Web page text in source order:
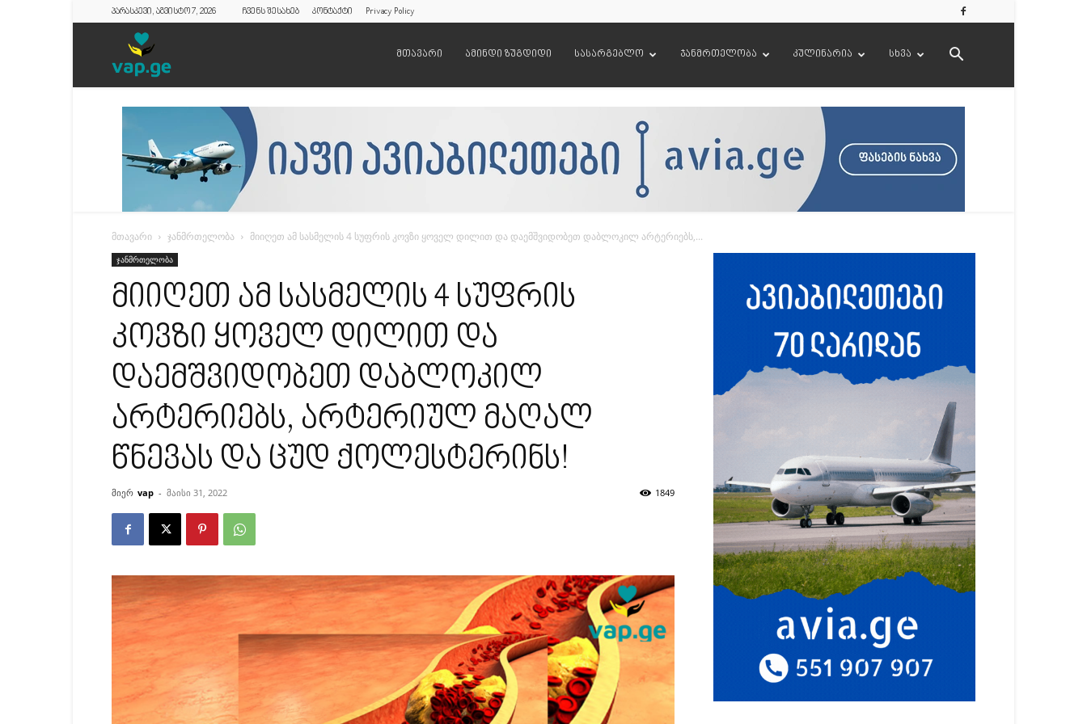
პარასკევი, აგვისტო 7, 2026 ჩვენს შესახებ კონტაქტი Privacy Policy
მთავარი ამინდი ზუგდიდი სასარგებლო ჯანმრთელობა კულინარია სხვა
მთავარი ჯანმრთელობა მიიღეთ ამ სასმელის 4 სუფრის კოვზი ყოველ დილით და დაემშვიდობეთ დაბლოკილ არტერიებს,...
ჯანმრთელობა
მიიღეთ ამ სასმელის 4 სუფრის
კოვზი ყოველ დილით და
დაემშვიდობეთ დაბლოკილ
არტერიებს, არტერიულ მაღალ
წნევას და ცუდ ქოლესტერინს!
მიერ vap - მაისი 31, 2022 1849